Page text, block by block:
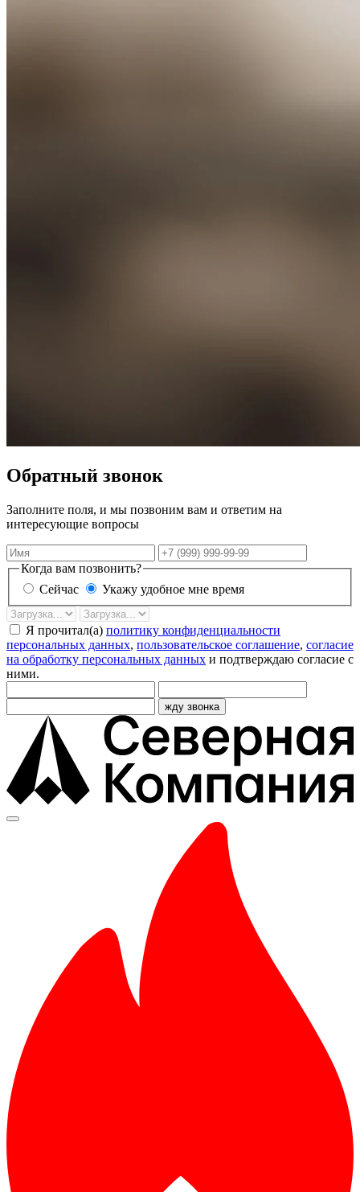
Обратный звонок
Заполните поля, и мы позвоним вам и ответим на
интересующие вопросы
Имя
Телефон
Когда вам позвонить?
Сейчас
Укажу удобное мне время
Дата
звонка
Время
Я прочитал(а) политику конфиденциальности
персональных данных, пользовательское соглашение, согласие
на обработку персональных данных и подтверждаю согласие с
ними.
жду звонка